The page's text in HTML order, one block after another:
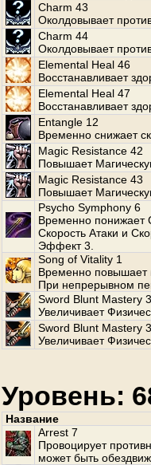
Charm 43
Околдовывает
Charm 44
Околдовывает
Elemental Heal 46
Восстанавливает
Elemental Heal 47
Восстанавливает
Entangle 12
Временно снижает
Magic Resistance 42
Повышает
Magic Resistance 43
Повышает
Psycho Symphony 6
Временно понижает
Скорость Атаки и
Эффект 3.
Song of Vitality 1
Временно повышает
При непрерывном
Sword Blunt Mastery
Увеличивает
Sword Blunt Mastery
Увеличивает
Уровень:
Название
Arrest 7
Провоцирует
может быть